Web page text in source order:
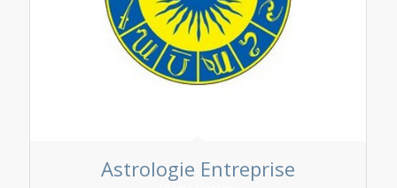
Astrologie Entreprise